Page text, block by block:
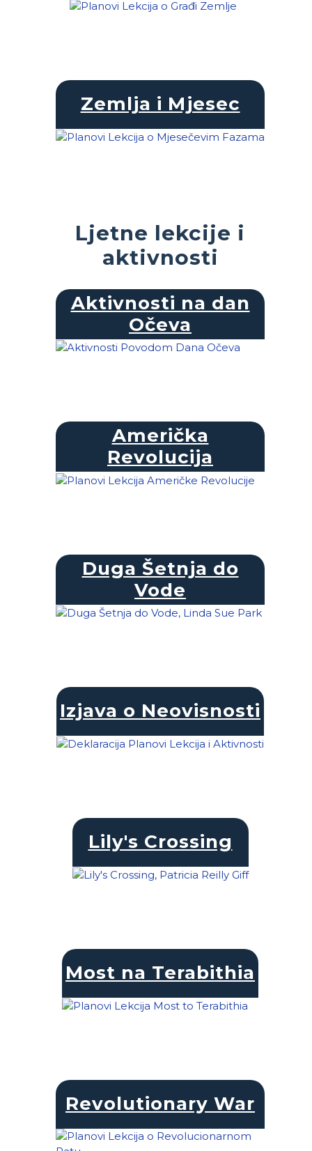
Zemlja i Mjesec
Ljetne lekcije i
aktivnosti
Aktivnosti na dan
Očeva
Američka
Revolucija
Duga Šetnja do
Vode
Izjava o Neovisnosti
Lily's Crossing
Most na Terabithia
Revolutionary War